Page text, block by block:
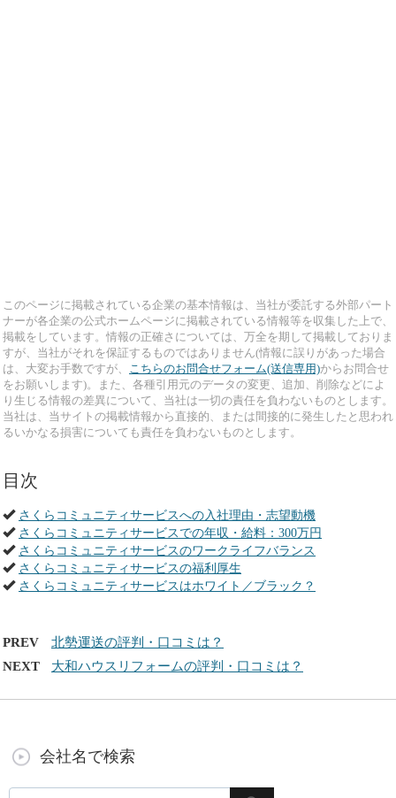
このページに掲載されている企業の基本情報は、当社が委託する外部パート
ナーが各企業の公式ホームページに掲載されている情報等を収集した上で、
掲載をしています。情報の正確さについては、万全を期して掲載しておりま
すが、当社がそれを保証するものではありません(情報に誤りがあった場合
は、大変お手数ですが、 こちらのお問合せフォーム(送信専用)からお問合せ
をお願いします)。また、各種引用元のデータの変更、追加、削除などによ
り生じる情報の差異について、当社は一切の責任を負わないものとします。
当社は、当サイトの掲載情報から直接的、または間接的に発生したと思われ
るいかなる損害についても責任を負わないものとします。
目次
さくらコミュニティサービスへの入社理由・志望動機
さくらコミュニティサービスでの年収・給料：300万円
さくらコミュニティサービスのワークライフバランス
さくらコミュニティサービスの福利厚生
さくらコミュニティサービスはホワイト／ブラック？
PREV
北勢運送の評判・口コミは？
NEXT
大和ハウスリフォームの評判・口コミは？
会社名で検索